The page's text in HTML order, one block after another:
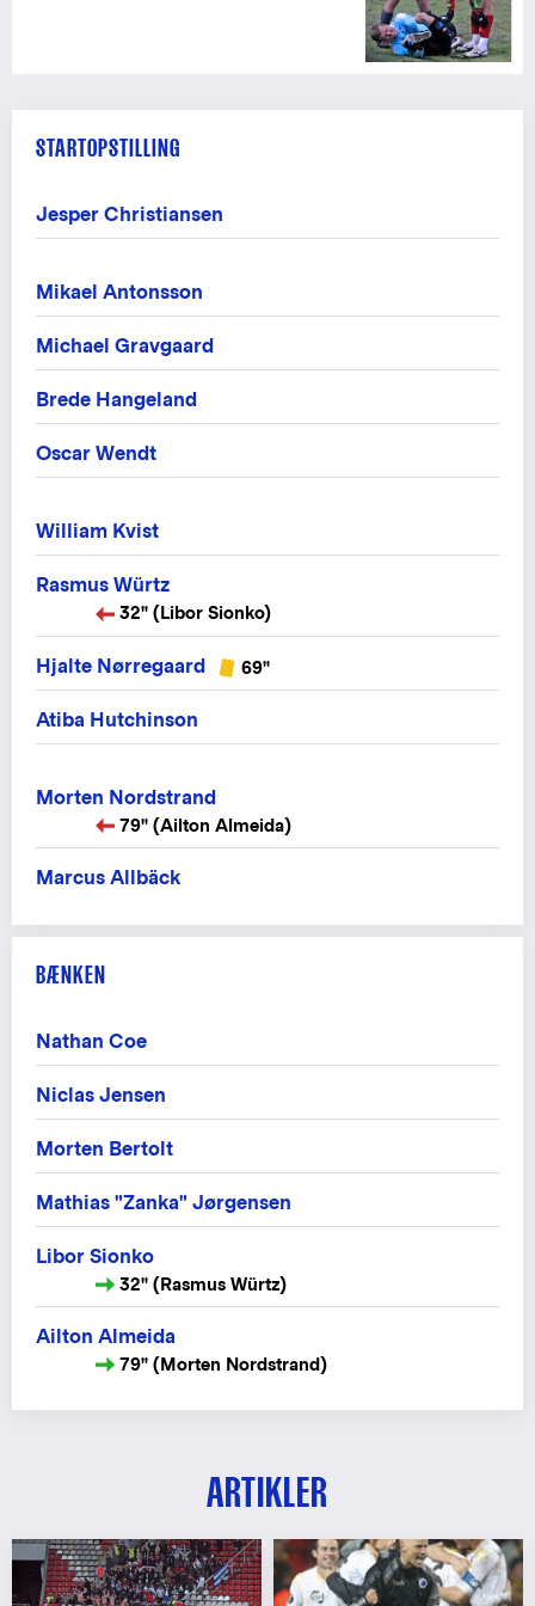
STARTOPSTILLING
Jesper Christiansen
Mikael Antonsson
Michael Gravgaard
Brede Hangeland
Oscar Wendt
William Kvist
Rasmus Würtz
32" (Libor Sionko)
Hjalte Nørregaard 69"
Atiba Hutchinson
Morten Nordstrand
79" (Ailton Almeida)
Marcus Allbäck
BÆNKEN
Nathan Coe
Niclas Jensen
Morten Bertolt
Mathias "Zanka" Jørgensen
Libor Sionko
32" (Rasmus Würtz)
Ailton Almeida
79" (Morten Nordstrand)
ARTIKLER